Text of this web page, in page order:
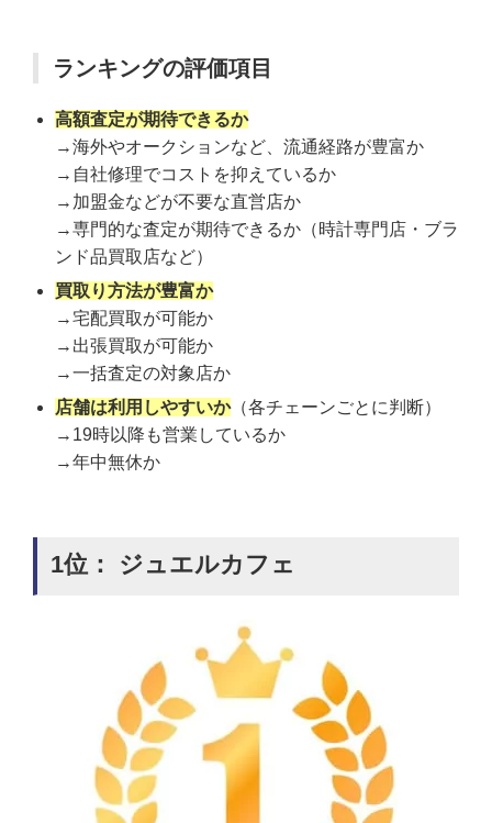
ランキングの評価項目
高額査定が期待できるか
→海外やオークションなど、流通経路が豊富か
→自社修理でコストを抑えているか
→加盟金などが不要な直営店か
→専門的な査定が期待できるか（時計専門店・ブラ
ンド品買取店など）
買取り方法が豊富か
→宅配買取が可能か
→出張買取が可能か
→一括査定の対象店か
店舗は利用しやすいか（各チェーンごとに判断）
→19時以降も営業しているか
→年中無休か
1位： ジュエルカフェ